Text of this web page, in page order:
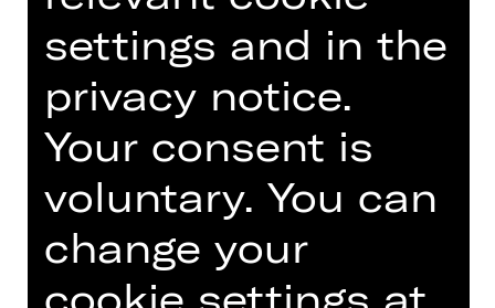
eingeladen.
Seit 1994 inszeniert er, im Team mit
Sergio Morabito, auch Musiktheater
an deutschen und…
Read more
settings and in the
privacy notice.
Your consent is
voluntary. You can
change your
cookie settings at